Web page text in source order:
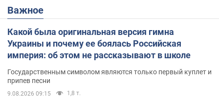
Важное
Какой была оригинальная версия гимна
Украины и почему ее боялась Российская
империя: об этом не рассказывают в школе
Государственным символом являются только первый куплет и
припев песни
9.08.2026 09:15 1,8 т.